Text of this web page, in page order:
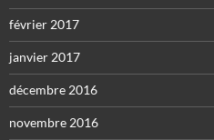
février 2017
janvier 2017
décembre 2016
novembre 2016